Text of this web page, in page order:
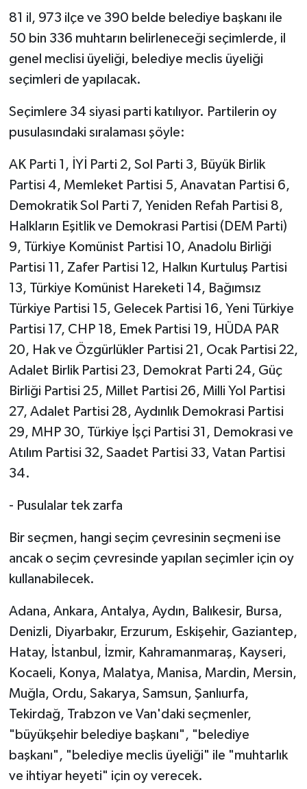
81 il, 973 ilçe ve 390 belde belediye başkanı ile
50 bin 336 muhtarın belirleneceği seçimlerde, il
genel meclisi üyeliği, belediye meclis üyeliği
seçimleri de yapılacak.
Seçimlere 34 siyasi parti katılıyor. Partilerin oy
pusulasındaki sıralaması şöyle:
AK Parti 1, İYİ Parti 2, Sol Parti 3, Büyük Birlik
Partisi 4, Memleket Partisi 5, Anavatan Partisi 6,
Demokratik Sol Parti 7, Yeniden Refah Partisi 8,
Halkların Eşitlik ve Demokrasi Partisi (DEM Parti)
9, Türkiye Komünist Partisi 10, Anadolu Birliği
Partisi 11, Zafer Partisi 12, Halkın Kurtuluş Partisi
13, Türkiye Komünist Hareketi 14, Bağımsız
Türkiye Partisi 15, Gelecek Partisi 16, Yeni Türkiye
Partisi 17, CHP 18, Emek Partisi 19, HÜDA PAR
20, Hak ve Özgürlükler Partisi 21, Ocak Partisi 22,
Adalet Birlik Partisi 23, Demokrat Parti 24, Güç
Birliği Partisi 25, Millet Partisi 26, Milli Yol Partisi
27, Adalet Partisi 28, Aydınlık Demokrasi Partisi
29, MHP 30, Türkiye İşçi Partisi 31, Demokrasi ve
Atılım Partisi 32, Saadet Partisi 33, Vatan Partisi
34.
- Pusulalar tek zarfa
Bir seçmen, hangi seçim çevresinin seçmeni ise
ancak o seçim çevresinde yapılan seçimler için oy
kullanabilecek.
Adana, Ankara, Antalya, Aydın, Balıkesir, Bursa,
Denizli, Diyarbakır, Erzurum, Eskişehir, Gaziantep,
Hatay, İstanbul, İzmir, Kahramanmaraş, Kayseri,
Kocaeli, Konya, Malatya, Manisa, Mardin, Mersin,
Muğla, Ordu, Sakarya, Samsun, Şanlıurfa,
Tekirdağ, Trabzon ve Van'daki seçmenler,
"büyükşehir belediye başkanı", "belediye
başkanı", "belediye meclis üyeliği" ile "muhtarlık
ve ihtiyar heyeti" için oy verecek.